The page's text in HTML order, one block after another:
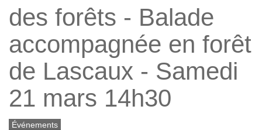
des forêts - Balade
accompagnée en forêt
de Lascaux - Samedi
21 mars 14h30
Événements